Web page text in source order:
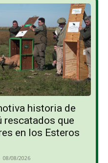
historia de
rescatados que
en los Esteros
08/08/2026